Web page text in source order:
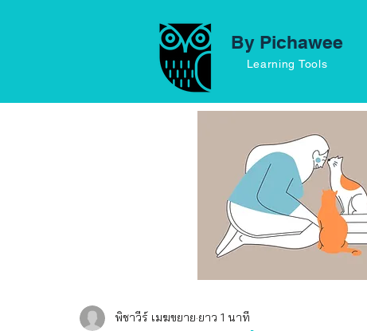
By Pichawee
Learning Tools
พิชาวีร์ เมฆขยาย ยาว 1 นาที